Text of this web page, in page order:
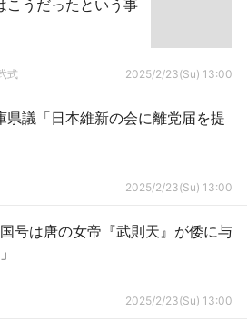
こうだったという事
式 2025/2/23(Su) 13:00
県議「日本維新の会に離党届を提
2025/2/23(Su) 13:00
号は唐の女帝『武則天』が倭に与
2025/2/23(Su) 13:00